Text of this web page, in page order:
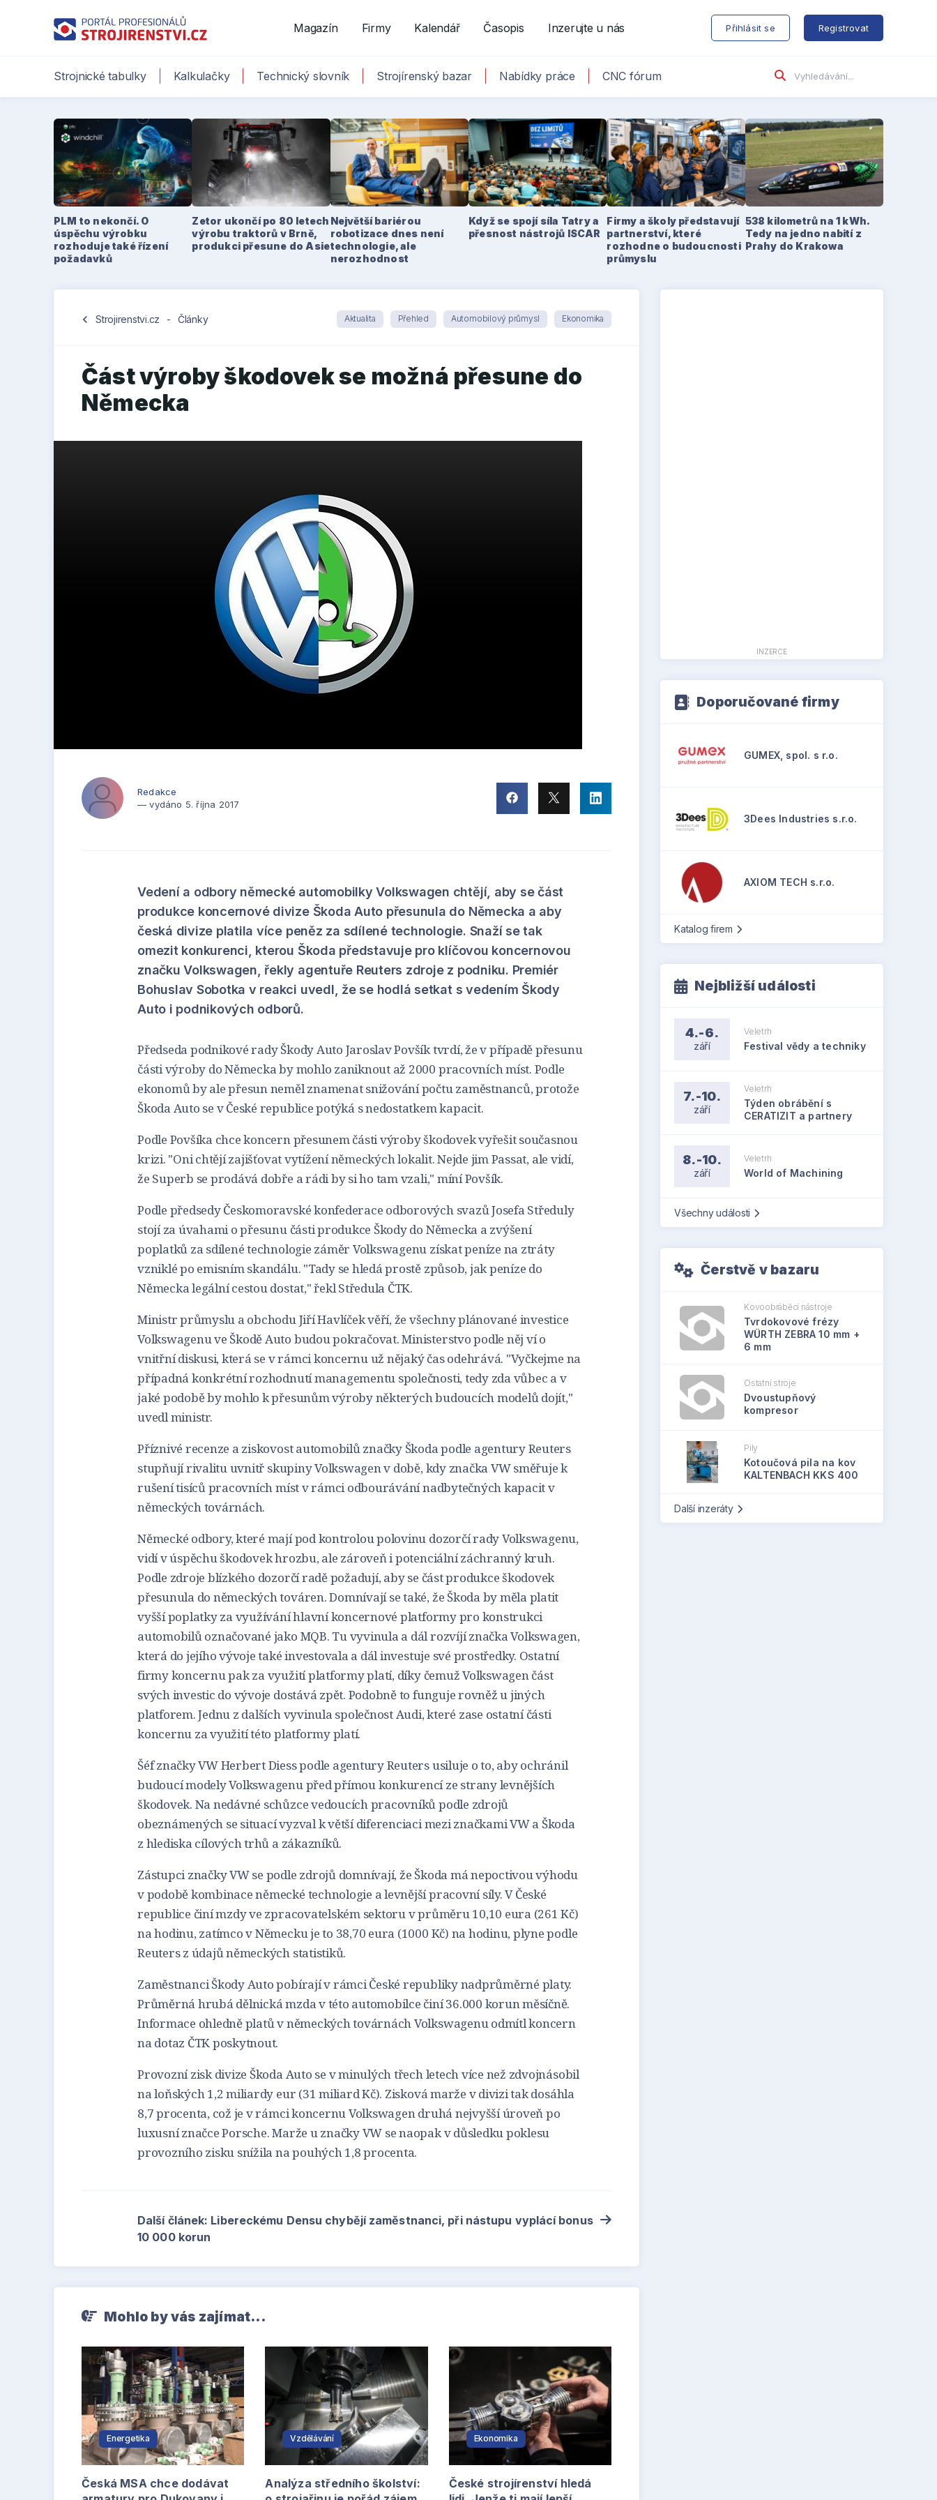
Magazín Firmy Kalendář Časopis Inzerujte u nás Přihlásit se Registrovat
Strojnické tabulky Kalkulačky Technický slovník Strojírenský bazar Nabídky práce CNC fórum
PLM to nekončí. O
úspěchu výrobku
rozhoduje také řízení
požadavků
Zetor ukončí po 80 letech
výrobu traktorů v Brně,
produkci přesune do Asie
Největší bariérou
robotizace dnes není
technologie, ale
nerozhodnost
Když se spojí síla Tatry a
přesnost nástrojů ISCAR
Firmy a školy představují
partnerství, které
rozhodne o budoucnosti
průmyslu
538 kilometrů na 1 kWh.
Tedy na jedno nabití z
Prahy do Krakowa
chevron_left Strojirenstvi.cz - Články Aktualita Přehled Automobilový průmysl Ekonomika
Část výroby škodovek se možná přesune do
Německa
Redakce
— vydáno 5. října 2017
Vedení a odbory německé automobilky Volkswagen chtějí, aby se část
produkce koncernové divize Škoda Auto přesunula do Německa a aby
česká divize platila více peněz za sdílené technologie. Snaží se tak
omezit konkurenci, kterou Škoda představuje pro klíčovou koncernovou
značku Volkswagen, řekly agentuře Reuters zdroje z podniku. Premiér
Bohuslav Sobotka v reakci uvedl, že se hodlá setkat s vedením Škody
Auto i podnikových odborů.
Předseda podnikové rady Škody Auto Jaroslav Povšík tvrdí, že v případě přesunu
části výroby do Německa by mohlo zaniknout až 2000 pracovních míst. Podle
ekonomů by ale přesun neměl znamenat snižování počtu zaměstnanců, protože
Škoda Auto se v České republice potýká s nedostatkem kapacit.
Podle Povšíka chce koncern přesunem části výroby škodovek vyřešit současnou
krizi. "Oni chtějí zajišťovat vytížení německých lokalit. Nejde jim Passat, ale vidí,
že Superb se prodává dobře a rádi by si ho tam vzali," míní Povšík.
Podle předsedy Českomoravské konfederace odborových svazů Josefa Středuly
stojí za úvahami o přesunu části produkce Škody do Německa a zvýšení
poplatků za sdílené technologie záměr Volkswagenu získat peníze na ztráty
vzniklé po emisním skandálu. "Tady se hledá prostě způsob, jak peníze do
Německa legální cestou dostat," řekl Středula ČTK.
Ministr průmyslu a obchodu Jiří Havlíček věří, že všechny plánované investice
Volkswagenu ve Škodě Auto budou pokračovat. Ministerstvo podle něj ví o
vnitřní diskusi, která se v rámci koncernu už nějaký čas odehrává. "Vyčkejme na
případná konkrétní rozhodnutí managementu společnosti, tedy zda vůbec a v
jaké podobě by mohlo k přesunům výroby některých budoucích modelů dojít,"
uvedl ministr.
Příznivé recenze a ziskovost automobilů značky Škoda podle agentury Reuters
stupňují rivalitu uvnitř skupiny Volkswagen v době, kdy značka VW směřuje k
rušení tisíců pracovních míst v rámci odbourávání nadbytečných kapacit v
německých továrnách.
Německé odbory, které mají pod kontrolou polovinu dozorčí rady Volkswagenu,
vidí v úspěchu škodovek hrozbu, ale zároveň i potenciální záchranný kruh.
Podle zdroje blízkého dozorčí radě požadují, aby se část produkce škodovek
přesunula do německých továren. Domnívají se také, že Škoda by měla platit
vyšší poplatky za využívání hlavní koncernové platformy pro konstrukci
automobilů označované jako MQB. Tu vyvinula a dál rozvíjí značka Volkswagen,
která do jejího vývoje také investovala a dál investuje své prostředky. Ostatní
firmy koncernu pak za využití platformy platí, díky čemuž Volkswagen část
svých investic do vývoje dostává zpět. Podobně to funguje rovněž u jiných
platforem. Jednu z dalších vyvinula společnost Audi, které zase ostatní části
koncernu za využití této platformy platí.
Šéf značky VW Herbert Diess podle agentury Reuters usiluje o to, aby ochránil
budoucí modely Volkswagenu před přímou konkurencí ze strany levnějších
škodovek. Na nedávné schůzce vedoucích pracovníků podle zdrojů
obeznámených se situací vyzval k větší diferenciaci mezi značkami VW a Škoda
z hlediska cílových trhů a zákazníků.
Zástupci značky VW se podle zdrojů domnívají, že Škoda má nepoctivou výhodu
v podobě kombinace německé technologie a levnější pracovní síly. V České
republice činí mzdy ve zpracovatelském sektoru v průměru 10,10 eura (261 Kč)
na hodinu, zatímco v Německu je to 38,70 eura (1000 Kč) na hodinu, plyne podle
Reuters z údajů německých statistiků.
Zaměstnanci Škody Auto pobírají v rámci České republiky nadprůměrné platy.
Průměrná hrubá dělnická mzda v této automobilce činí 36.000 korun měsíčně.
Informace ohledně platů v německých továrnách Volkswagenu odmítl koncern
na dotaz ČTK poskytnout.
Provozní zisk divize Škoda Auto se v minulých třech letech více než zdvojnásobil
na loňských 1,2 miliardy eur (31 miliard Kč). Zisková marže v divizi tak dosáhla
8,7 procenta, což je v rámci koncernu Volkswagen druhá nejvyšší úroveň po
luxusní značce Porsche. Marže u značky VW se naopak v důsledku poklesu
provozního zisku snížila na pouhých 1,8 procenta.
Další článek: Libereckému Densu chybějí zaměstnanci, při nástupu vyplácí bonus
10 000 korun
Mohlo by vás zajímat...
Energetika
Česká MSA chce dodávat
Vzdělávání
Analýza středního školství:
Ekonomika
České strojírenství hledá
INZERCE
Doporučované firmy
GUMEX, spol. s r.o.
3Dees Industries s.r.o.
AXIOM TECH s.r.o.
Katalog firem
Nejbližší události
4.-6.
září
Veletrh
Festival vědy a techniky
7.-10.
září
Veletrh
Týden obrábění s
CERATIZIT a partnery
8.-10.
září
Veletrh
World of Machining
Všechny události
Čerstvě v bazaru
Kovoobráběcí nástroje
Tvrdokovové frézy
WÜRTH ZEBRA 10 mm +
6 mm
Ostatní stroje
Dvoustupňový
kompresor
Pily
Kotoučová pila na kov
KALTENBACH KKS 400
Další inzeráty